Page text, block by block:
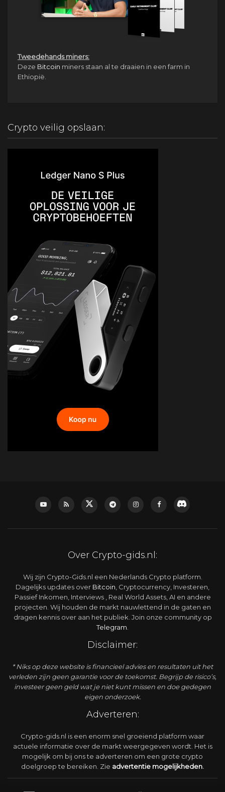
Tweedehands miners:
Deze Bitcoin miners staan al te draaien in een farm in
Ethiopië.
Crypto veilig opslaan:
Over Crypto-gids.nl:
Wij zijn Crypto-Gids.nl een Nederlands Crypto platform.
Dagelijks updates over Bitcoin , Cryptocurrency, Investeren,
Passief Inkomen, Interviews , Real World Assets, AI en andere
projecten. Wij houden de markt nauwlettend in de gaten en
dragen kennis over aan het publiek. Join onze community op
Telegram
Disclaimer:
* Niks op deze website is financieel advies en resultaten uit het
verleden zijn geen garantie voor de toekomst. Begrijp de risico’s,
investeer geen geld wat je niet kunt missen en doe gedegen
eigen onderzoek.
Adverteren:
Crypto-gids.nl is een enorm snel groeiend platform waar
actuele informatie over de markt weergegeven wordt. Het is
mogelijk om bij ons te adverteren om een grote crypto
doelgroep te bereiken. Zie advertentie mogelijkheden.